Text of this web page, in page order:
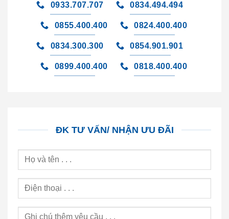
0933.707.707 0834.494.494
0855.400.400 0824.400.400
0834.300.300 0854.901.901
0899.400.400 0818.400.400
ĐK TƯ VẤN/ NHẬN ƯU ĐÃI